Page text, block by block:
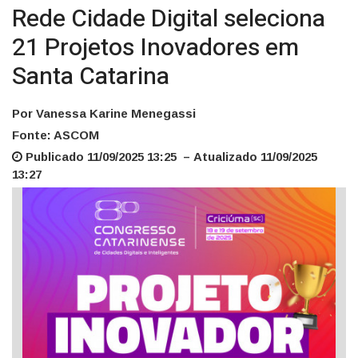
Rede Cidade Digital seleciona
21 Projetos Inovadores em
Santa Catarina
Por Vanessa Karine Menegassi
Fonte: ASCOM
Publicado 11/09/2025 13:25 – Atualizado 11/09/2025
13:27